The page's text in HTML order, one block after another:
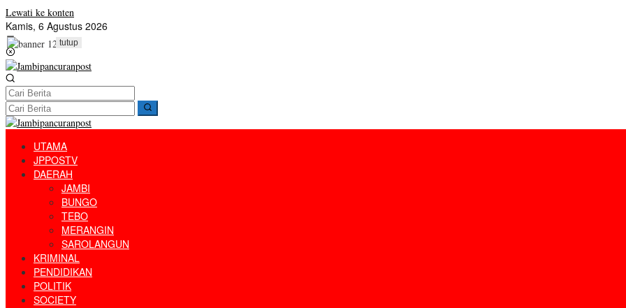
Lewati ke konten
Kamis, 6 Agustus 2026
UTAMA
JPPOSTV
DAERAH
JAMBI
BUNGO
TEBO
MERANGIN
SAROLANGUN
KRIMINAL
PENDIDIKAN
POLITIK
SOCIETY
tutup